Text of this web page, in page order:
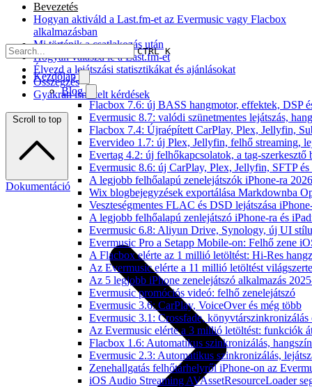
CTRL K
Kezdőlap
Blog
Flacbox 7.6: új BASS hangmotor, effektek, DSP
Evermusic 8.7: valódi szünetmentes lejátszás,
Flacbox 7.4: Újraépített CarPlay, Plex, Jellyfin,
Evervideo 1.7: új Plex, Jellyfin, felhő streaming,
Evertag 4.2: új felhőkapcsolatok, a tag-szerkesztő
Evermusic 8.6: új CarPlay, Plex, Jellyfin, SFTP
A legjobb felhőalapú zenelejátszók iPhone-ra
Wix blogbejegyzések exportálása Markdownba
Veszteségmentes FLAC és DSD lejátszása
A legjobb felhőalapú zenlejátszó iPhone-ra és
Evermusic 6.8: Aliyun Drive, Synology, új UI
Evermusic Pro a Setapp Mobile-on: Felhő zene
A Flacbox elérte az 1 millió letöltést: Hi-Res
Az Evermusic elérte a 11 millió letöltést világszerte
Az 5 legjobb iPhone zenelejátszó alkalmazás
Evermusic promóciós videó: felhő zenelejátszó
Evermusic 3.6: CarPlay, VoiceOver és még több
Evermusic 3.1: Crossfade, könyvtárszinkronizálás
Az Evermusic elérte a 3 millió letöltést: funkciók
Flacbox 1.6: Automatikus szinkronizálás,
Evermusic 2.3: Automatikus szinkronizálás,
Zenehallgatás felhőtárhelyről iPhone-on az
iOS Audio Streaming AVAssetResourceLoader
Bevezetés
Hogyan aktiváld a Last.fm-et az Evermusic vagy Flacbox
alkalmazásban
Mi történik a csatlakozás után
Hogyan válaszd le a Last.fm-et
Élvezd a lejátszási statisztikákat és ajánlásokat
Összegzés
Gyakran ismételt kérdések
Scroll to top
Dokumentáció